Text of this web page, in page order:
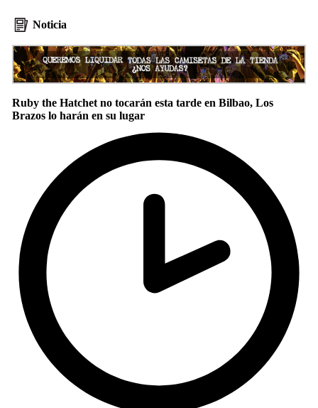
Noticia
Ruby the Hatchet no tocarán esta tarde en Bilbao, Los
Brazos lo harán en su lugar